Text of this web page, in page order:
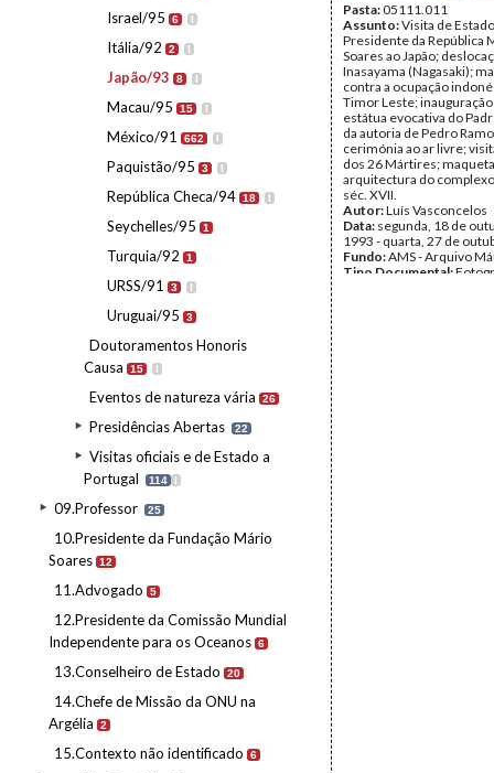
Israel/95 6 I
Itália/92 2 I
Japão/93 8 I
Macau/95 15 I
México/91 662 I
Paquistão/95 3 I
República Checa/94 18 I
Seychelles/95 1
Turquia/92 1
URSS/91 3 I
Uruguai/95 3
Doutoramentos Honoris
Causa
15 I
Eventos de natureza vária 26
Presidências Abertas 22
Visitas oficiais e de Estado a
Portugal
114 I
09.Professor 25
10.Presidente da Fundação Mário
Soares 12
11.Advogado 5
12.Presidente da Comissão Mundial
Independente para os Oceanos 6
13.Conselheiro de Estado 20
14.Chefe de Missão da ONU na
Argélia
2
15.Contexto não identificado 6
Pasta:05111.011
Assunto:Visita de
Presidente da República
Soares ao Japão;
Inasayama (Nagasaki);
contra a ocupação
Timor Leste;
estátua evocativa do
da autoria de Pedro
cerimónia ao ar livre;
dos 26 Mártires;
arquitectura do
séc. XVII.
Autor:Luís Vasconcelos
Data: segunda, 18 de
1993 - quarta, 27 de
Fundo:AMS - Arquivo
Tipo Documental: